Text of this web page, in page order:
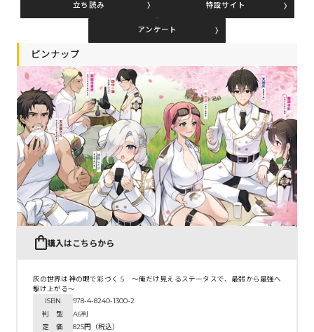
コミックエッセイ
閉じる
立ち読み 特設サイト
アンケート
ピンナップ
購入はこちらから
灰の世界は神の眼で彩づく 5 ～俺だけ見えるステータスで、最弱から最強へ
駆け上がる～
ISBN
978-4-8240-1300-2
判 型
A6判
定 価
825円（税込）